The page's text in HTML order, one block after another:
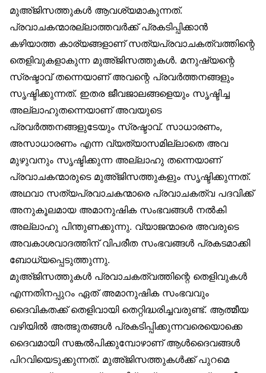
മുഅ്ജിസത്തുകൾ ആവശ്യമാകുന്നത്.
പ്രവാചകന്മാരല്ലാത്തവർക്ക് പ്രകടിപ്പിക്കാൻ
കഴിയാത്ത കാര്യങ്ങളാണ് സത്യപ്രവാചകത്വത്തിന്റെ
തെളിവുകളാകുന്ന മുഅ്ജിസത്തുകൾ. മനുഷ്യന്റെ
സ്രഷ്ടാവ് തന്നെയാണ് അവന്റെ പ്രവർത്തനങ്ങളും
സൃഷ്ടിക്കുന്നത്. ഇതര ജീവജാലങ്ങളെയും സൃഷ്ടിച്ച
അല്ലാഹുതന്നെയാണ് അവയുടെ
പ്രവർത്തനങ്ങളുടേയും സ്രഷ്ടാവ്. സാധാരണം,
അസാധാരണം എന്ന വ്യത്യാസമില്ലാതെ അവ
മുഴുവനും സൃഷ്ടിക്കുന്ന അല്ലാഹു തന്നെയാണ്
പ്രവാചകന്മാരുടെ മുഅ്ജിസത്തുകളും സൃഷ്ടിക്കുന്നത്.
അഥവാ സത്യപ്രവാചകന്മാരെ പ്രവാചകത്വ പദവിക്ക്
അനുകൂലമായ അമാനുഷിക സംഭവങ്ങൾ നൽകി
അല്ലാഹു പിന്തുണക്കുന്നു. വ്യാജന്മാരെ അവരുടെ
അവകാശവാദത്തിന് വിപരീത സംഭവങ്ങൾ പ്രകടമാക്കി
ബോധ്യപ്പെടുത്തുന്നു.
മുഅ്ജിസത്തുകൾ പ്രവാചകത്വത്തിന്റെ തെളിവുകൾ
എന്നതിനപ്പുറം ഏത് അമാനുഷിക സംഭവവും
ദൈവികതക്ക് തെളിവായി തെറ്റിദ്ധരിച്ചവരുണ്ട്. ആത്മീയ
വഴിയിൽ അത്ഭുതങ്ങൾ പ്രകടിപ്പിക്കുന്നവരെയൊക്കെ
ദൈവമായി സങ്കൽപിക്കുമ്പോഴാണ് ആൾദൈവങ്ങൾ
പിറവിയെടുക്കുന്നത്. മുഅ്ജിസത്തുകൾക്ക് പുറമെ